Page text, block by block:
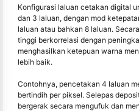
Konfigurasi laluan cetakan digital
dan 3 laluan, dengan mod
laluan atau bahkan 8 laluan.
tinggi berkorrelasi dengan
menghasilkan ketepuan warna
lebih baik.
Contohnya, pencetakan 4 laluan
bertindih per piksel. Selepas
bergerak secara mengufuk dan